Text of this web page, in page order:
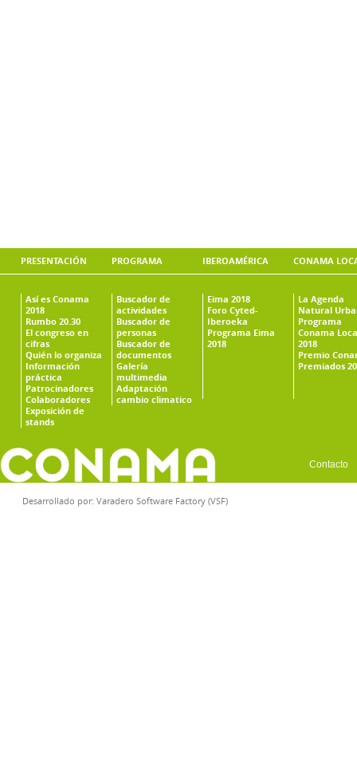
PRESENTACIÓN
Así es Conama
2018
Rumbo 20.30
El congreso en
cifras
Quién lo organiza
Información
práctica
Patrocinadores
Colaboradores
Exposición de
stands
PROGRAMA
Buscador de
actividades
Buscador de
personas
Buscador de
documentos
Galería
multimedia
Adaptación
cambio climatico
IBEROAMÉRICA
Eima 2018
Foro Cyted-
Iberoeka
Programa Eima
2018
CONAMA
La Agenda
Natural
Programa
Conama
2018
Premio
Premiados
Contacto
Desarrollado por: Varadero Software Factory (VSF)